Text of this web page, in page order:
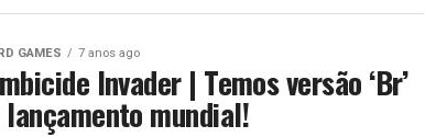
GAMES 7 anos ago
Invader | Temos versão ‘Br’
lançamento mundial!